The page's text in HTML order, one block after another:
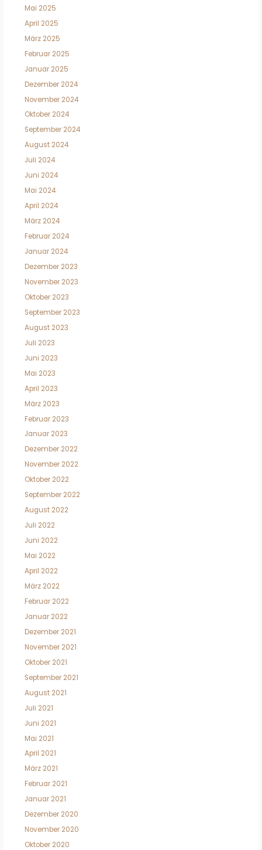
Mai 2025
April 2025
März 2025
Februar 2025
Januar 2025
Dezember 2024
November 2024
Oktober 2024
September 2024
August 2024
Juli 2024
Juni 2024
Mai 2024
April 2024
März 2024
Februar 2024
Januar 2024
Dezember 2023
November 2023
Oktober 2023
September 2023
August 2023
Juli 2023
Juni 2023
Mai 2023
April 2023
März 2023
Februar 2023
Januar 2023
Dezember 2022
November 2022
Oktober 2022
September 2022
August 2022
Juli 2022
Juni 2022
Mai 2022
April 2022
März 2022
Februar 2022
Januar 2022
Dezember 2021
November 2021
Oktober 2021
September 2021
August 2021
Juli 2021
Juni 2021
Mai 2021
April 2021
März 2021
Februar 2021
Januar 2021
Dezember 2020
November 2020
Oktober 2020